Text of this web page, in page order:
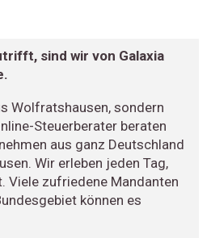
sind wir von Galaxia
Wolfratshausen, sondern
Steuerberater beraten
aus ganz Deutschland
Wir erleben jeden Tag,
Viele zufriedene Mandanten
können es